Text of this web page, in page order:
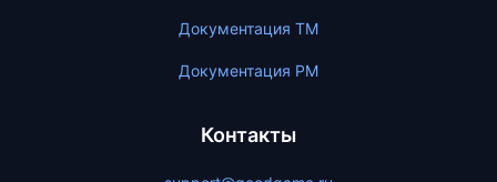
Документация ТМ
Документация PM
Контакты